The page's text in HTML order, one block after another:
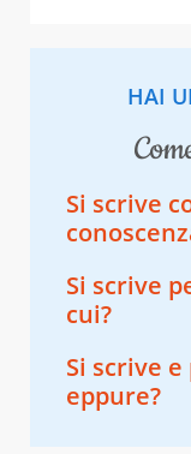
HAI
Si scrive
Si scrive
cui?
Si scrive
eppure?